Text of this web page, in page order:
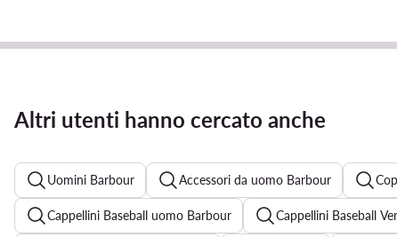
Altri utenti hanno cercato anche
Uomini Barbour Accessori da uomo Barbour
Cappellini Baseball uomo Barbour Cappellini Baseball